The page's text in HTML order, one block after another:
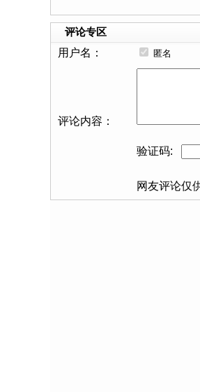
评论专区
用户名：
匿名
评论内容：
验证码:
网友评论仅